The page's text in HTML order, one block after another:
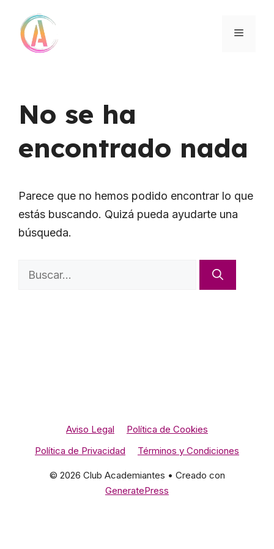
contenido
MENÚ
No se ha
encontrado nada
Parece que no hemos podido encontrar lo que
estás buscando. Quizá pueda ayudarte una
búsqueda.
Buscar:
Aviso Legal
Política de Cookies
Política de Privacidad
Términos y Condiciones
© 2026 Club Academiantes • Creado con
GeneratePress